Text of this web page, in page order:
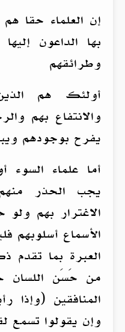
إن العلماء حقا
بها الداعون
وطرائقهم
أولئك هم
والانتفاع بهم
يفرح بوجودهم
أما علماء السوء
يجب الحذر
الاغترار بهم
الأسماع أسلوبهم
العبرة بما تقدم
من حَسَن اللسان
المنافقين (وإذا
وإن يقولوا تسمع